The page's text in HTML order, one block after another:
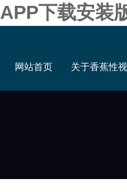
下载安装
网站首页 关于香蕉性